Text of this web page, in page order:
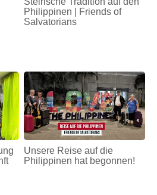
Philippinen | Friends of
Salvatorians
Unsere Reise auf die
Philippinen hat begonnen!